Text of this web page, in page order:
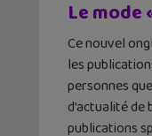
Le mode
Ce nouvel
les
personnes
d’actualité de
publications